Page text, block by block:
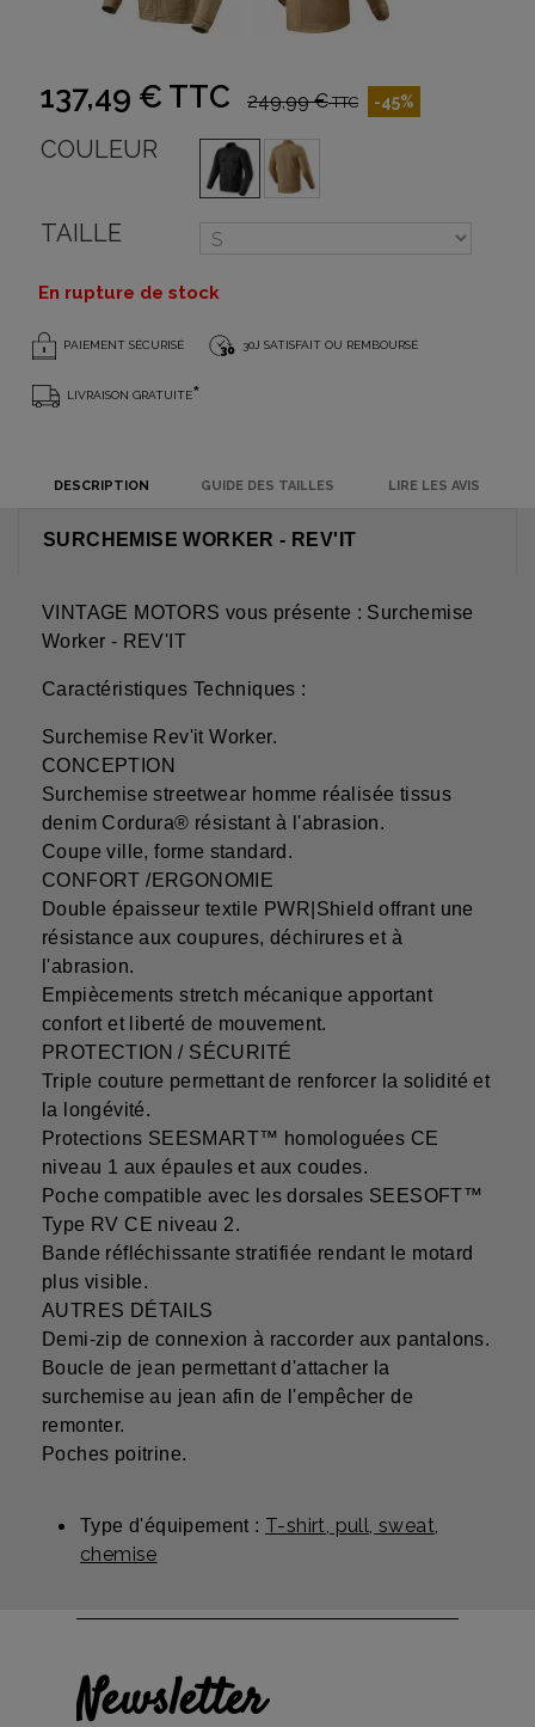
137,49 € TTC 249,99 €TTC -45%
COULEUR
TAILLE
En rupture de stock
PAIEMENT SÉCURISÉ 30J SATISFAIT OU REMBOURSÉ
LIVRAISON GRATUITE*
DESCRIPTION GUIDE DES TAILLES LIRE LES AVIS
SURCHEMISE WORKER - REV'IT
VINTAGE MOTORS vous présente : Surchemise
Worker - REV'IT
Caractéristiques Techniques :
Surchemise Rev'it Worker.
CONCEPTION
Surchemise streetwear homme réalisée tissus
denim Cordura® résistant à l'abrasion.
Coupe ville, forme standard.
CONFORT /ERGONOMIE
Double épaisseur textile PWR|Shield offrant une
résistance aux coupures, déchirures et à
l'abrasion.
Empiècements stretch mécanique apportant
confort et liberté de mouvement.
PROTECTION / SÉCURITÉ
Triple couture permettant de renforcer la solidité et
la longévité.
Protections SEESMART™ homologuées CE
niveau 1 aux épaules et aux coudes.
Poche compatible avec les dorsales SEESOFT™
Type RV CE niveau 2.
Bande réfléchissante stratifiée rendant le motard
plus visible.
AUTRES DÉTAILS
Demi-zip de connexion à raccorder aux pantalons.
Boucle de jean permettant d'attacher la
surchemise au jean afin de l'empêcher de
remonter.
Poches poitrine.
Type d'équipement : T-shirt, pull, sweat,
chemise
Newsletter